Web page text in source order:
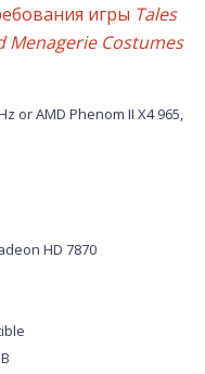
игры Tales
Menagerie Costumes
or AMD Phenom II X4 965,
HD 7870